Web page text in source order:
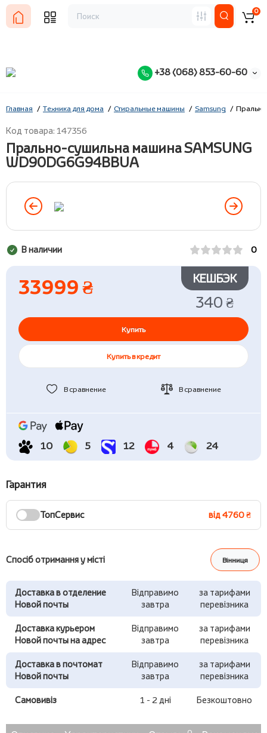
+38 (068) 853-60-60
0
Главная Техника для дома Стиральные машины Samsung
Код товара: 147356
Прально-сушильна машина SAMSUNG
WD90DG6G94BBUA
В наличии 0
33999 ₴ КЕШБЭК
340 ₴
Купить
Купить в кредит
В сравнение В сравнение
10 5 12 4 24
Гарантия
ТопСервис від 4760 ₴
Спосіб отримання у місті Вінниця
Доставка в отделение
Новой почты
Відправимо
завтра
за тарифами
перевізника
Доставка курьером
Новой почты на адрес
Відправимо
завтра
за тарифами
перевізника
Доставка в почтомат
Новой почты
Відправимо
завтра
за тарифами
перевізника
Самовивіз 1 - 2 дні Безкоштовно